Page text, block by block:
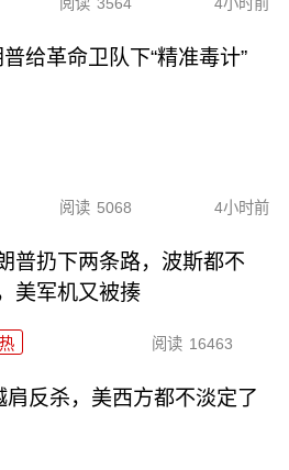
阅读 3564 4小时前
给革命卫队下“精准毒计”
阅读 5068 4小时前
普扔下两条路，波斯都不
美军机又被揍
阅读 16463
反杀，美西方都不淡定了